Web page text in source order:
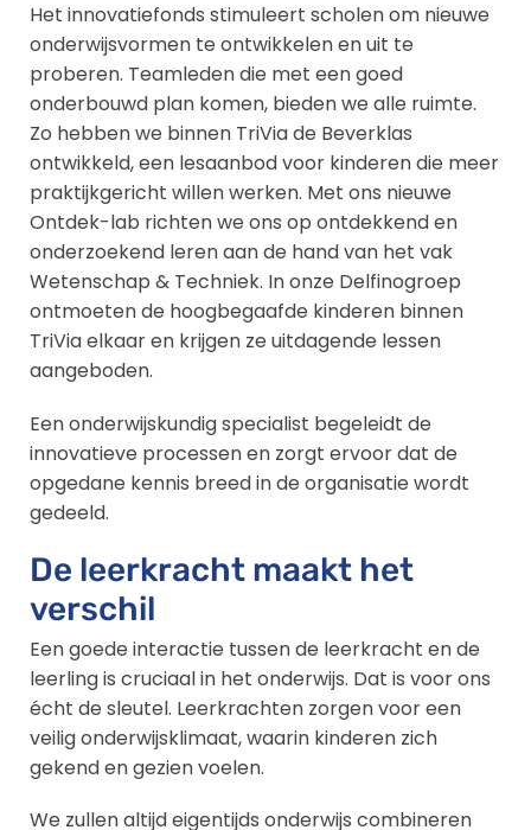
Het innovatiefonds stimuleert scholen om nieuwe
onderwijsvormen te ontwikkelen en uit te
proberen. Teamleden die met een goed
onderbouwd plan komen, bieden we alle ruimte.
Zo hebben we binnen TriVia de Beverklas
ontwikkeld, een lesaanbod voor kinderen die meer
praktijkgericht willen werken. Met ons nieuwe
Ontdek-lab richten we ons op ontdekkend en
onderzoekend leren aan de hand van het vak
Wetenschap & Techniek. In onze Delfinogroep
ontmoeten de hoogbegaafde kinderen binnen
TriVia elkaar en krijgen ze uitdagende lessen
aangeboden.
Een onderwijskundig specialist begeleidt de
innovatieve processen en zorgt ervoor dat de
opgedane kennis breed in de organisatie wordt
gedeeld.
De leerkracht maakt het
verschil
Een goede interactie tussen de leerkracht en de
leerling is cruciaal in het onderwijs. Dat is voor ons
écht de sleutel. Leerkrachten zorgen voor een
veilig onderwijsklimaat, waarin kinderen zich
gekend en gezien voelen.
We zullen altijd eigentijds onderwijs combineren